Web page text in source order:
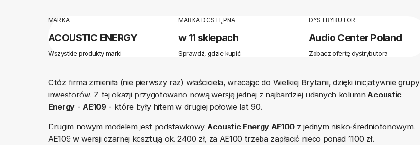
MARKA
ACOUSTIC ENERGY
Wszystkie produkty marki
MARKA DOSTĘPNA
w 11 sklepach
Sprawdź, gdzie kupić
DYSTRYBUTOR
Audio Center Poland
Zobacz ofertę dystrybutora
Otóż firma zmieniła (nie pierwszy raz) właściciela, wracając do Wielkiej Brytanii, dzięki inicjatywnie grupy
inwestorów. Z tej okazji przygotowano nową wersję jednej z najbardziej udanych kolumnAcoustic
Energy -AE109 - które były hitem w drugiej połowie lat 90.
Drugim nowym modelem jest podstawkowy Acoustic Energy AE100 z jednym nisko-średniotonowym.
AE109 w wersji czarnej kosztują ok. 2400 zł, za AE100 trzeba zapłacić nieco ponad 1100 zł.